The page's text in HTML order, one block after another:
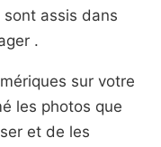
sont assis dans
.
sur votre
les photos que
et de les